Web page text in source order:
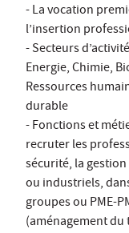
- La vocation
l’insertion
- Secteurs
Energie, Chimie,
Ressources
durable
- Fonctions et
recruter les
sécurité, la
ou industriels,
groupes ou PME-
(aménagement